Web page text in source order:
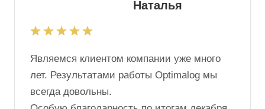
Наталья
Являемся клиентом компании уже много
лет. Результатами работы Optimalog мы
всегда довольны.